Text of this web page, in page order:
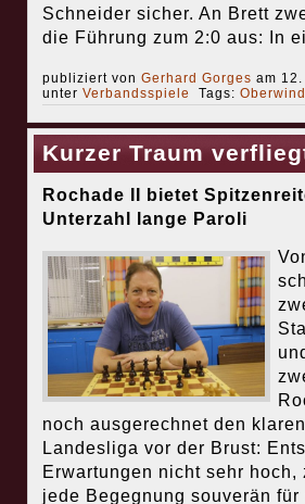
Schneider sicher. An Brett
die Führung zum 2:0 aus: In
publiziert von Gerhard Gorges am
unter Verbandsspiele Tags:
Kurzer Traum
Rochade II bietet
Unterzahl lange Paroli
noch ausgerechnet den
Landesliga vor der Brust:
Erwartungen nicht sehr
jede Begegnung souverän